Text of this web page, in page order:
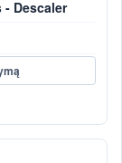
Descaler